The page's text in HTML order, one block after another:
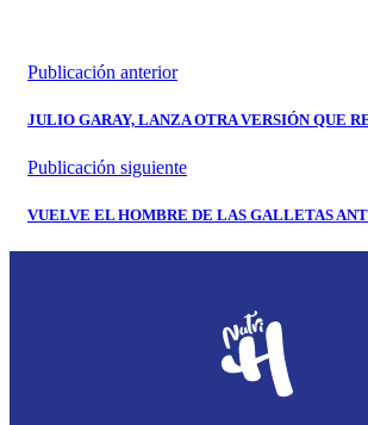
Publicación anterior
JULIO GARAY, LANZA OTRA VERSIÓN QUE
Publicación siguiente
VUELVE EL HOMBRE DE LAS GALLETAS